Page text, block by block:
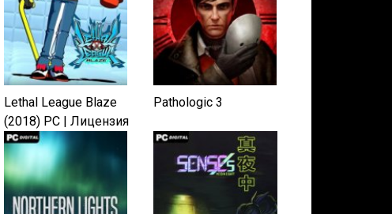
Lethal League Blaze
(2018) PC | Лицензия
Pathologic 3